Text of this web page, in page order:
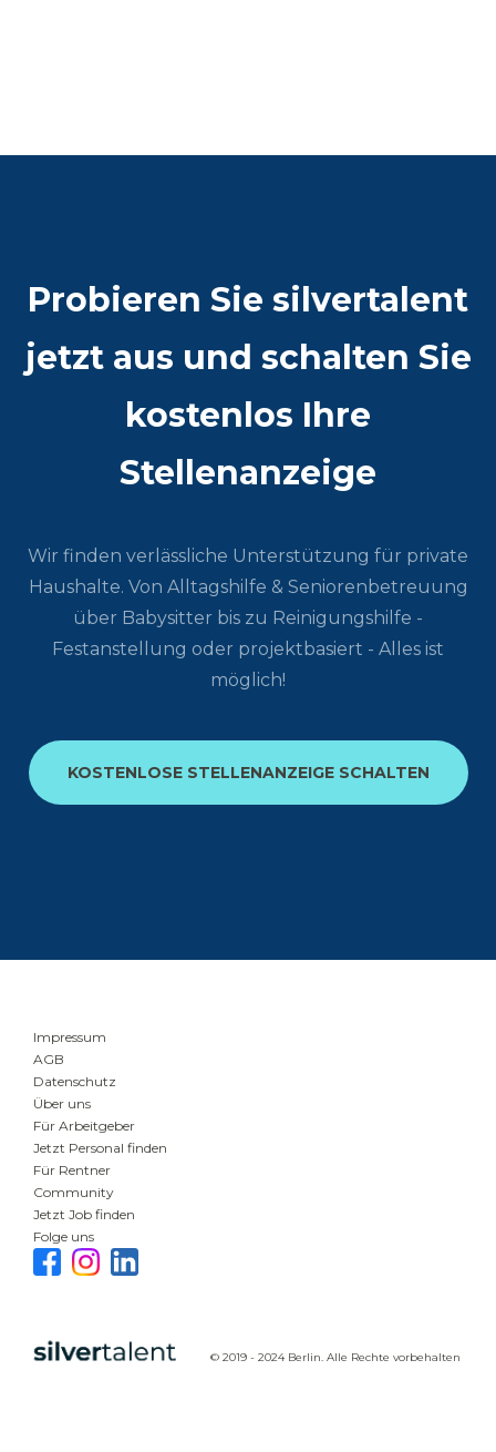
Probieren Sie silvertalent
jetzt aus und schalten Sie
kostenlos Ihre
Stellenanzeige
Wir finden verlässliche Unterstützung für private
Haushalte. Von Alltagshilfe & Seniorenbetreuung
über Babysitter bis zu Reinigungshilfe -
Festanstellung oder projektbasiert - Alles ist
möglich!
KOSTENLOSE STELLENANZEIGE SCHALTEN
Impressum
AGB
Datenschutz
Über uns
Für Arbeitgeber
Jetzt Personal finden
Für Rentner
Community
Jetzt Job finden
Folge uns
© 2019 - 2024 Berlin. Alle Rechte vorbehalten